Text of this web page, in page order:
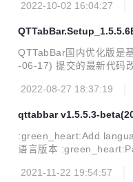
化特性，主要是为了方便
了捕获窗口这个好用的功
Windows 资源管理器中
以后工作时不再遍布文
能，大大提高了你工作
2022-10-02 16:04:27
QTTabBar国内优化版是
-06-17) 提交的最新代码
便国内用户使用；另外日
功能。 QTTabBar是一款
用Tab多标签功能的小工
窗口，还有给力的文件夹
率。就像IE 7和Firefox
一些功能插件，如：文件
2022-08-27 18:37:19
qttabbar v1.5.5.3-
工具，支持巴西语
:green_heart:Add
语言版本
Resources_String.resx
2021-11-22 19:54:57